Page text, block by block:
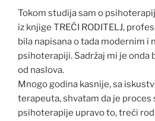
Tokom studija sam o
iz knjige TREĆI RODITELJ,
bila napisana o tada modernim i
psihoterapiji. Sadržaj mi je onda
od naslova.
Mnogo godina kasnije, sa
terapeuta, shvatam da je proces
psihoterapije upravo to, treći